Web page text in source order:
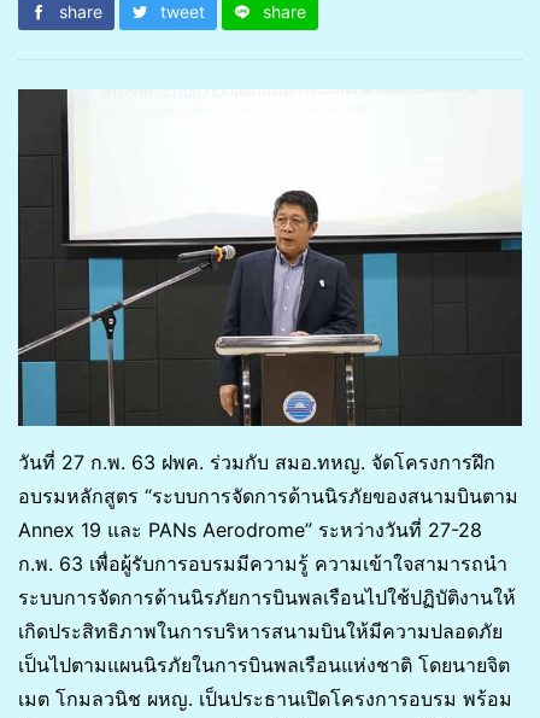
share tweet share
วันที่ 27 ก.พ. 63 ฝพค. ร่วมกับ สมอ.ทหญ. จัดโครงการฝึก
อบรมหลักสูตร “ระบบการจัดการด้านนิรภัยของสนามบินตาม
Annex 19 และ PANs Aerodrome” ระหว่างวันที่ 27-28
ก.พ. 63 เพื่อผู้รับการอบรมมีความรู้ ความเข้าใจสามารถนำ
ระบบการจัดการด้านนิรภัยการบินพลเรือนไปใช้ปฏิบัติงานให้
เกิดประสิทธิภาพในการบริหารสนามบินให้มีความปลอดภัย
เป็นไปตามแผนนิรภัยในการบินพลเรือนแห่งชาติ โดยนายจิต
เมต โกมลวนิช ผหญ. เป็นประธานเปิดโครงการอบรม พร้อม